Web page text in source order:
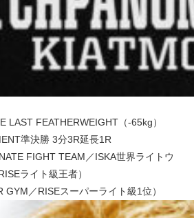
LAST FEATHERWEIGHT（-65kg）
準決勝 3分3R延長1R
FIGHT TEAM／ISKA世界ライトウ
ライト級王者）
GYM／RISEスーパーライト級1位）